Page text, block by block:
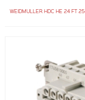
WEIDMULLER HDC HE 24 FT